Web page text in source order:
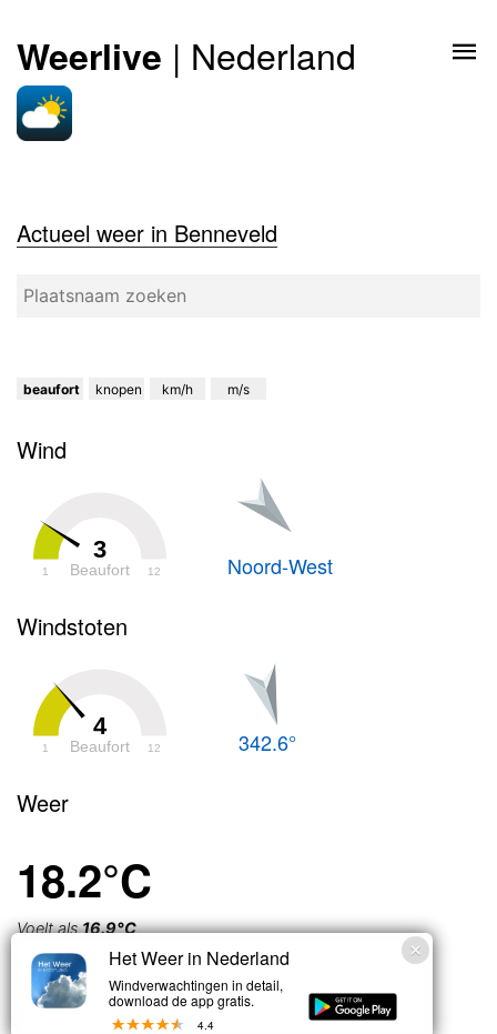
Weerlive | Nederland
Actueel weer in Benneveld
beaufort knopen km/h m/s
Wind
3
Beaufort
1 12 Noord-West
Windstoten
4
Beaufort
1 12 342.6°
Weer
18.2°C
Voelt als16.9°C
Zwaar
bewolkt
Het Weer in Nederland
Windverwachtingen in detail,
download de app gratis.
4.4